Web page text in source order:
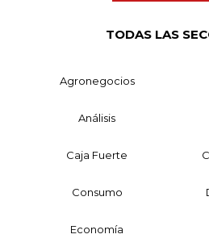
TODAS LAS
Agronegocios
Análisis
Caja Fuerte
Consumo
Economía